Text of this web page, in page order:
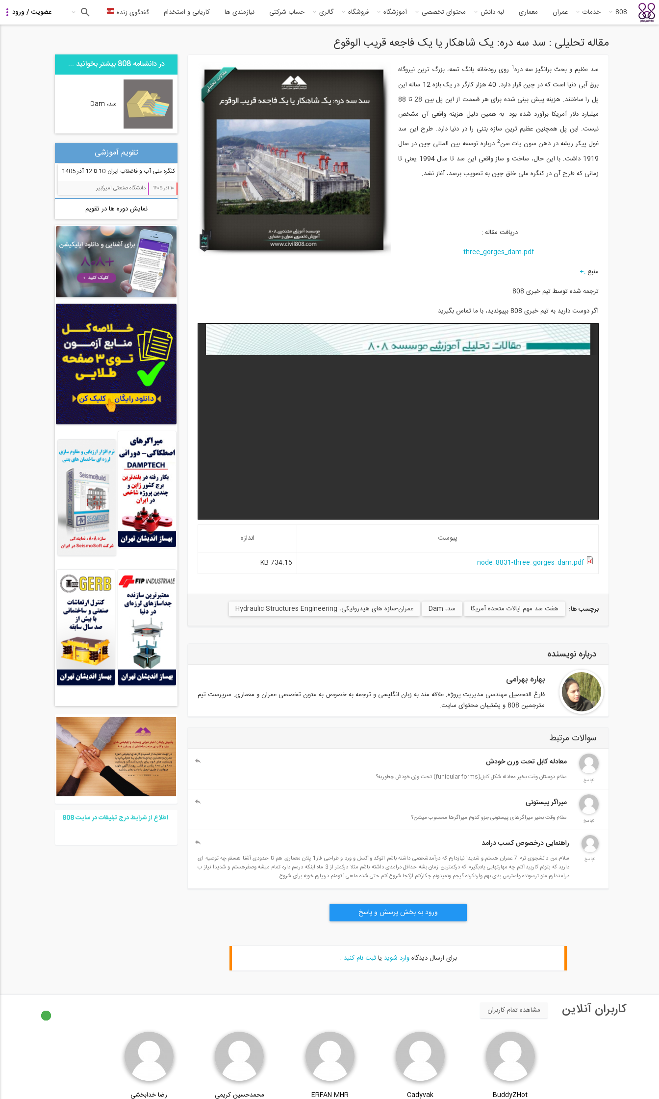
808 خدمات عمران معماری لبه دانش محتوای تخصصی آموزشگاه فروشگاه گالری حساب شرکتی نیازمندی ها کاریابی و استخدام گفتگوی زنده
مقاله تحلیلی : سد سه دره: یک شاهکار یا یک فاجعه قریب الوقوع
سد عظیم و بحث برانگیز سه دره1 روی رودخانه یانگ تسه، بزرگ ترین نیروگاه
برق آبی دنیا است که در چین قرار دارد. 40 هزار کارگر در یک بازه 12 ساله این
پل را ساختند. هزینه پیش بینی شده برای هر قسمت از این پل بین 28 تا 88
میلیارد دلار آمریکا برآورد شده بود. به همین دلیل هزینه واقعی آن مشخص
نیست. این پل همچنین عظیم ترین سازه بتنی را در دنیا دارد. طرح این سد
غول پیکر ریشه در ذهن سون یات سن2 درباره توسعه بین المللی چین در سال
1919 داشت. با این حال، ساخت و ساز واقعی این سد تا سال 1994 یعنی تا
زمانی که طرح آن در کنگره ملی خلق چین به تصویب برسد، آغاز نشد.
دریافت مقاله :
three_gorges_dam.pdf
منبع :+
ترجمه شده توسط تیم خبری 808
اگر دوست دارید به تیم خبری 808 بپیوندید، با ما تماس بگیرید
پیوست اندازه
node_8831-three_gorges_dam.pdf
734.15 KB
برچسب ها: هفت سد مهم ایالات متحده آمریکا سد، Dam عمران-سازه های هیدرولیکی، Hydraulic Structures Engineering
درباره نویسنده
بهاره بهرامی
فارغ التحصیل مهندسی مدیریت پروژه. علاقه مند به زبان انگلیسی و ترجمه به خصوص به متون تخصصی عمران و معماری. سرپرست تیم
مترجمین 808 و پشتیبان محتوای سایت.
سوالات مرتبط
0پاسخ
معادله کابل تحت ورن خودش
سلام دوستان وقت بخیر معادله شکل کابل(funicular forms) تحت وزن خودش چطوریه؟
0پاسخ
میراگر پیستونی
سلام وقت بخیر میراگرهای پیستونی جزو کدوم میراگرها محسوب میشن؟
0پاسخ
راهنمایی درخصوص کسب درامد
سلام.من دانشجوی ترم 7 عمران هستم.و شدیدا نیازدارم که درآمدشخصی داشته باشم اتوکد واکسل و ورد و طراحی فاز1 پلان معماری هم تا حدودی آشنا هستم.چه توصیه ای
دارید که بتونم کارپیداکنم چه مهارتهایی یادبگیرم که درکمترین زمان بشه حداقل درامدی داشته باشم مثلا درکمتر از 3 ماه اینکه درسم داره تمام میشه وصفرهستم و شدیدا نیاز ب
درامددارم منو ترسونده واسترس بدی بهم واردکرده گیجم ونمیدونم چکارکنم ازکجا شروع کنم حتی شده ماهی1تومنم دربیارم خوبه برای شروع
ورود به بخش پرسش و پاسخ
برای ارسال دیدگاهوارد شوید یاثبت نام کنید .
در دانشنامه 808 بیشتر بخوانید ...
سد، Dam
تقویم آموزشی
کنگره ملی آب و فاضلاب ایران-10 تا 12 آذر 1405
10 آذر 1405 دانشگاه صنعتی امیرکبیر
نمایش دوره ها در تقویم
اطلاع از شرایط درج تبلیغات در سایت 808
کاربران آنلاین مشاهده تمام کاربران
BuddyZHot
Cadyvak
ERFAN MHR محمدحسین کریمی رضا خدابخشی